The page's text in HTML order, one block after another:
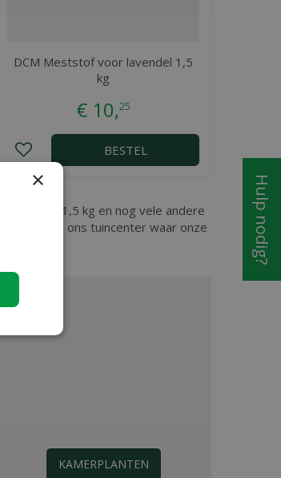
DCM Meststof voor lavendel 1,5
kg
€ 10,25
BESTEL
1,5 kg en nog vele andere
welkom in ons tuincenter waar onze
KAMERPLANTEN
Hulp nodig?
×